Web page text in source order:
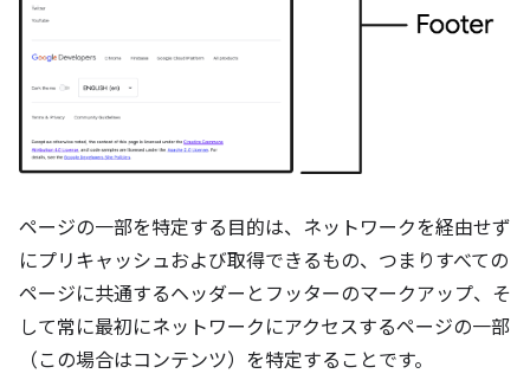
ページの一部を特定する目的は、ネットワークを経由せず
にプリキャッシュおよび取得できるもの、つまりすべての
ページに共通するヘッダーとフッターのマークアップ、そ
して常に最初にネットワークにアクセスするページの一部
（この場合はコンテンツ）を特定することです。